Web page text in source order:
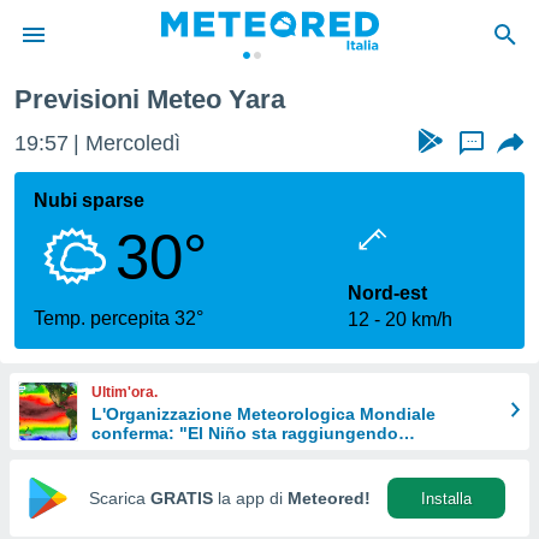
di
per
le
di
Web
Previsioni Meteo Yara
19:57 Mercoledì ...
Nubi sparse
30°
Temp. percepita 32°
Nord-est
12
20 km/h
Ultim'ora.
L'Organizzazione Meteorologica Mondiale
conferma: "El Niño sta raggiungendo
Scarica GRATIS la app di Meteored! Installa